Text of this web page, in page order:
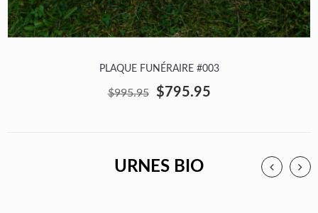
PLAQUE FUNÉRAIRE #003
$995.95 $795.95
URNES BIO